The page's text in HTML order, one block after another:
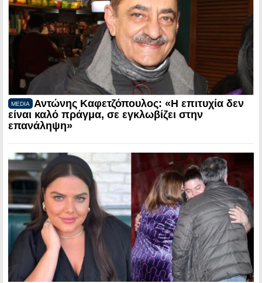
MEDIA
Αντώνης Καφετζόπουλος: «Η επιτυχία δεν
είναι καλό πράγμα, σε εγκλωβίζει στην
επανάληψη»